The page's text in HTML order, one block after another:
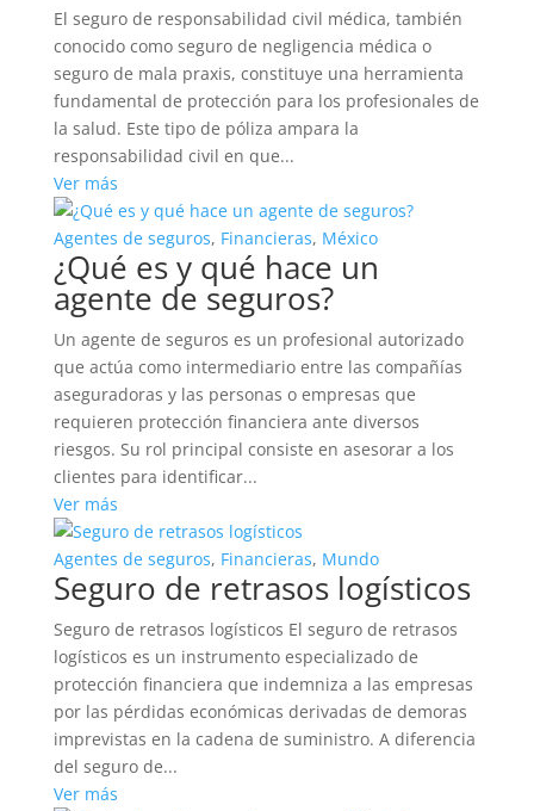
El seguro de responsabilidad civil médica, también
conocido como seguro de negligencia médica o
seguro de mala praxis, constituye una herramienta
fundamental de protección para los profesionales de
la salud. Este tipo de póliza ampara la
responsabilidad civil en que...
Ver más
Agentes de seguros, Financieras, México
¿Qué es y qué hace un
agente de seguros?
Un agente de seguros es un profesional autorizado
que actúa como intermediario entre las compañías
aseguradoras y las personas o empresas que
requieren protección financiera ante diversos
riesgos. Su rol principal consiste en asesorar a los
clientes para identificar...
Ver más
Agentes de seguros, Financieras, Mundo
Seguro de retrasos logísticos
Seguro de retrasos logísticos El seguro de retrasos
logísticos es un instrumento especializado de
protección financiera que indemniza a las empresas
por las pérdidas económicas derivadas de demoras
imprevistas en la cadena de suministro. A diferencia
del seguro de...
Ver más